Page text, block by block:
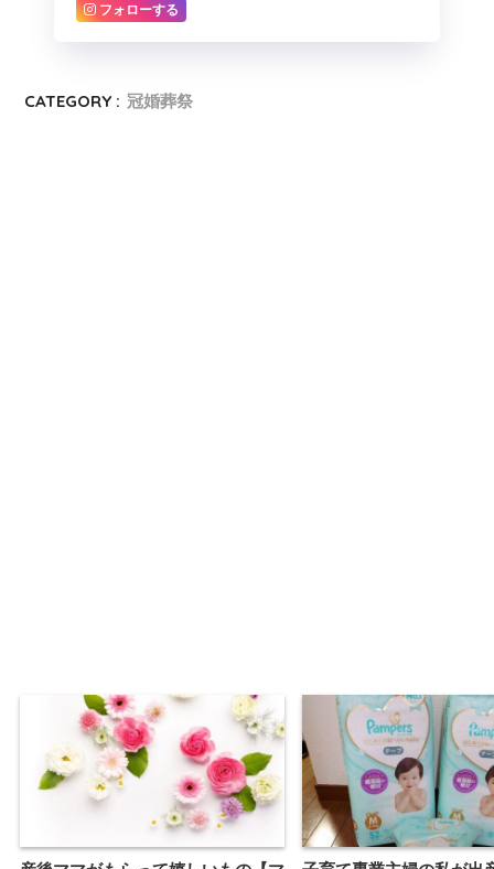
フォローする
CATEGORY : 冠婚葬祭